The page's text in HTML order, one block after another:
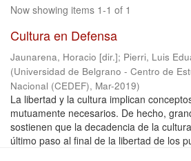
Now showing items 1-1 of 1
Cultura en Defensa
Jaunarena, Horacio [dir.]; Pierri, Luis
(Universidad de Belgrano - Centro de
Nacional (CEDEF), Mar-2019)
La libertad y la cultura implican
mutuamente necesarios. De hecho,
sostienen que la decadencia de la
último paso al final de la libertad de los